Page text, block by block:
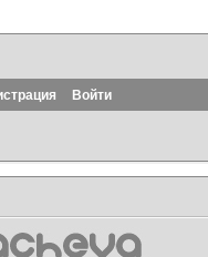
Войти